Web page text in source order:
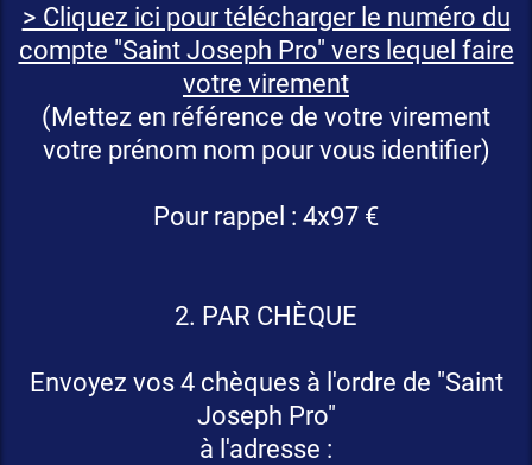
> Cliquez ici pour télécharger le numéro du
compte "Saint Joseph Pro" vers lequel faire
votre virement
(Mettez en référence de votre virement
votre prénom nom pour vous identifier)
Pour rappel : 4x97 €
2. PAR CHÈQUE
Envoyez vos 4 chèques à l'ordre de "Saint
Joseph Pro"
à l'adresse :